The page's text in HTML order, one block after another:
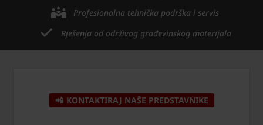
Profesionalna tehnička podrška i servis
Rješenja od održivog građevinskog materijala
📲 KONTAKTIRAJ NAŠE PREDSTAVNIKE